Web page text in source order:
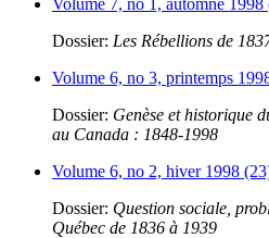
Volume 7, no 1, automne 1998
Dossier: Les Rébellions de
Volume 6, no 3, printemps
Dossier: Genèse et historique
au Canada : 1848-1998
Volume 6, no 2, hiver 1998
Dossier: Question sociale,
Québec de 1836 à 1939